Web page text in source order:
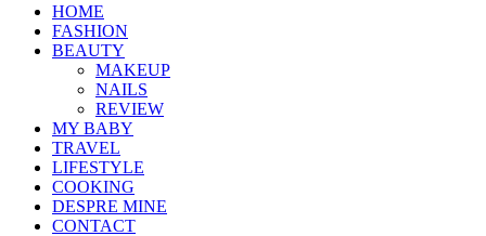
HOME
FASHION
BEAUTY
MAKEUP
NAILS
REVIEW
MY BABY
TRAVEL
LIFESTYLE
COOKING
DESPRE MINE
CONTACT